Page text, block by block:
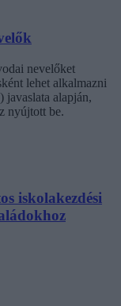
nevelőket
lehet alkalmazni
alapján,
nyújtott be.
iskolakezdési